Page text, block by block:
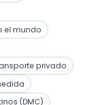
el mundo
privado
(DMC)